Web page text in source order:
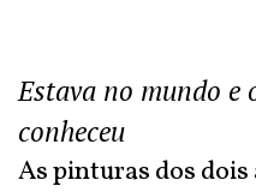
Estava no mundo e
conheceu
As pinturas dos